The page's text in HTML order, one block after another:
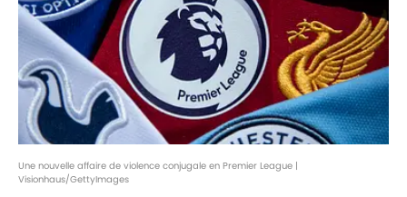
Une nouvelle affaire de violence conjugale en Premier League |
Visionhaus/GettyImages